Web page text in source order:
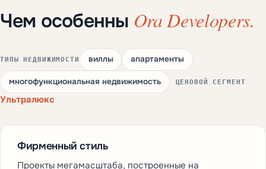
Чем особенны Ora Developers.
ТИПЫ НЕДВИЖИМОСТИ виллы апартаменты
многофункциональная недвижимость ЦЕНОВОЙ СЕГМЕНТ
Ультралюкс
Фирменный стиль
Проекты мегамасштаба, построенные на